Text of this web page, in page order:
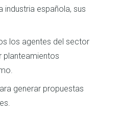
industria española, sus
los agentes del sector
planteamientos
generar propuestas